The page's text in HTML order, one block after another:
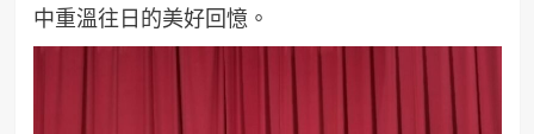
中重溫往日的美好回憶。